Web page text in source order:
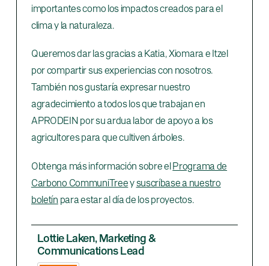
importantes como los impactos creados para el
clima y la naturaleza.
Queremos dar las gracias a Katia, Xiomara e Itzel
por compartir sus experiencias con nosotros.
También nos gustaría expresar nuestro
agradecimiento a todos los que trabajan en
APRODEIN por su ardua labor de apoyo a los
agricultores para que cultiven árboles.
Obtenga más información sobre elPrograma de
Carbono CommuniTreeysuscríbase a nuestro
boletín para estar al día de los proyectos.
Lottie Laken, Marketing &
Communications Lead